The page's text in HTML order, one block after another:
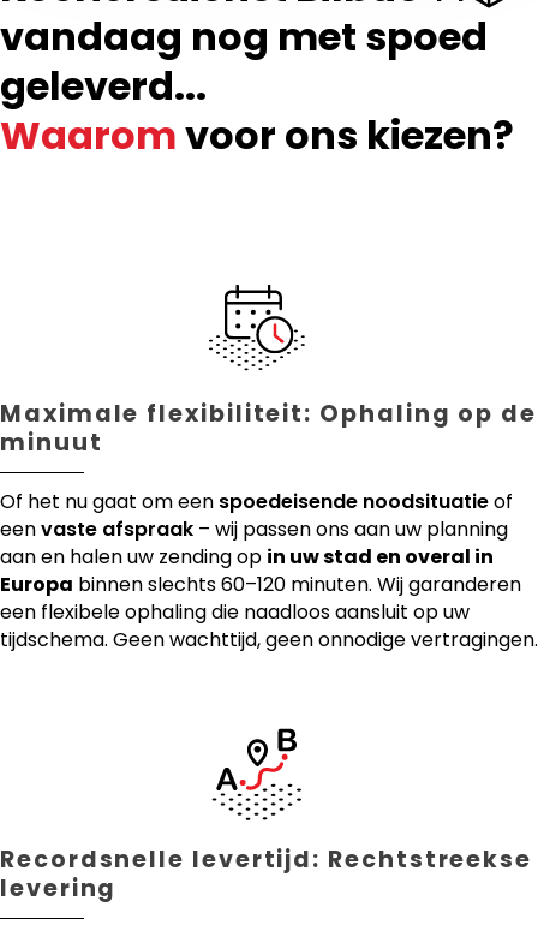
vandaag nog met spoed
geleverd...
Waaromvoor ons kiezen?
Maximale flexibiliteit: Ophaling op de
minuut
Of het nu gaat om een spoedeisende noodsituatieof
eenvaste afspraak – wij passen ons aan uw planning
aan en halen uw zending op in uw stad en overal in
Europa binnen slechts 60–120 minuten. Wij garanderen
een flexibele ophaling die naadloos aansluit op uw
tijdschema. Geen wachttijd, geen onnodige vertragingen.
Recordsnelle levertijd: Rechtstreekse
levering